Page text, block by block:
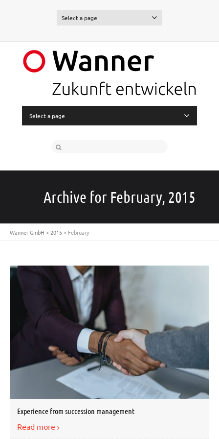
Select a page
Select a page
Archive for February, 2015
Wanner GmbH > 2015> February
Experience from succession management
Read more